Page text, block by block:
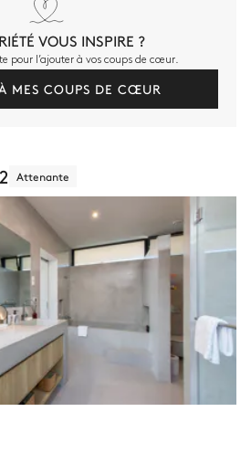
VOUS INSPIRE ?
pour l’ajouter à vos coups de cœur.
MES COUPS DE CŒUR
Attenante